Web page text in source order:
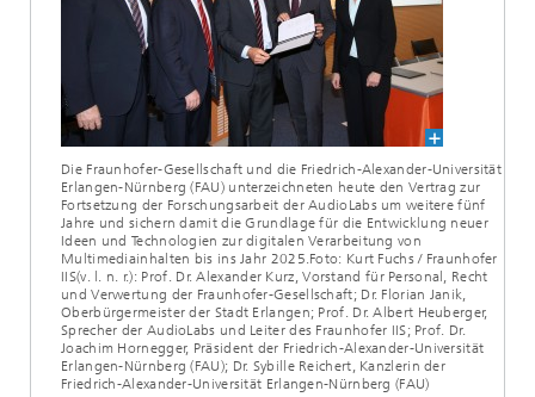
Die Fraunhofer-Gesellschaft und die Friedrich-Alexander-Universität
Erlangen-Nürnberg (FAU) unterzeichneten heute den Vertrag zur
Fortsetzung der Forschungsarbeit der AudioLabs um weitere fünf
Jahre und sichern damit die Grundlage für die Entwicklung neuer
Ideen und Technologien zur digitalen Verarbeitung von
Multimediainhalten bis ins Jahr 2025.Foto: Kurt Fuchs / Fraunhofer
IIS(v. l. n. r.): Prof. Dr. Alexander Kurz, Vorstand für Personal, Recht
und Verwertung der Fraunhofer-Gesellschaft; Dr. Florian Janik,
Oberbürgermeister der Stadt Erlangen; Prof. Dr. Albert Heuberger,
Sprecher der AudioLabs und Leiter des Fraunhofer IIS; Prof. Dr.
Joachim Hornegger, Präsident der Friedrich-Alexander-Universität
Erlangen-Nürnberg (FAU); Dr. Sybille Reichert, Kanzlerin der
Friedrich-Alexander-Universität Erlangen-Nürnberg (FAU)